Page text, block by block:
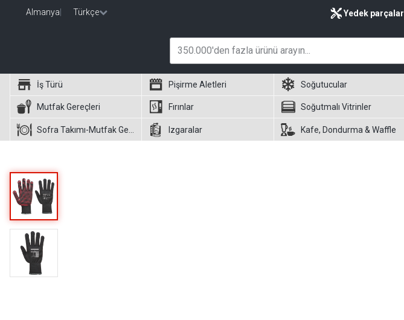
Almanya Türkçe Yedek parçalar
İş Türü Pişirme Aletleri Soğutucular
Mutfak Gereçleri Fırınlar Soğutmalı Vitrinler
Izgaralar Kafe, Dondurma & Waffle